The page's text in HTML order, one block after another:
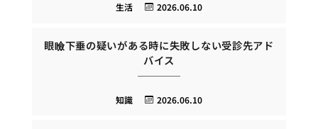
2026.06.10
生活
眼瞼下垂の疑いがある時に失敗しない受診先アド
バイス
2026.06.10
知識